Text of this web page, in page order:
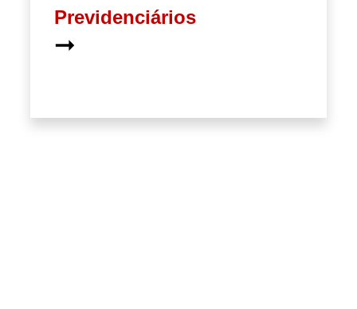
Previdenciários
➞